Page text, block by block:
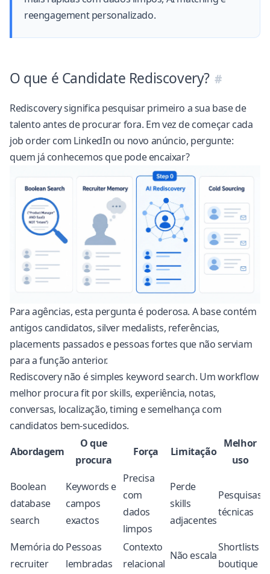
reengagement personalizado.
O que é Candidate Rediscovery?
Rediscovery significa pesquisar primeiro a sua base de
talento antes de procurar fora. Em vez de começar cada
job order com LinkedIn ou novo anúncio, pergunte:
quem já conhecemos que pode encaixar?
Para agências, esta pergunta é poderosa. A base contém
antigos candidatos, silver medalists, referências,
placements passados e pessoas fortes que não serviam
para a função anterior.
Rediscovery não é simples keyword search. Um workflow
melhor procura fit por skills, experiência, notas,
conversas, localização, timing e semelhança com
candidatos bem-sucedidos.
Abordagem
O que
procura
Força Limitação
Melhor
uso
Boolean
database
search
Keywords e
campos
exactos
Precisa
com
dados
limpos
Perde
skills
adjacentes
Pesquisas
técnicas
Memória do
recruiter
Pessoas
lembradas
Contexto
relacional
Não escala
Shortlists
boutique